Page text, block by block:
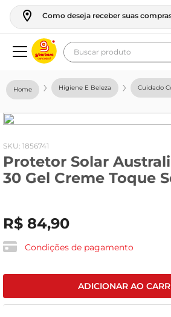
Como deseja receber suas
Buscar produto
Higiene E Beleza Cuidado
: 1856741
Protetor Solar
30 Gel Creme Toque
R$ 84,90
Condições de pagamento
ADICIONAR AO
geladeira
fogao
café
cerveja
leite
vinho